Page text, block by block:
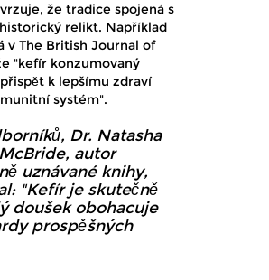
že tradice spojená s
relikt. Například
v The British Journal of
"kefír konzumovaný
k lepšímu zdraví
systém".
Dr. Natasha
autor
uznávané knihy,
"Kefír je skutečně
doušek obohacuje
prospěšných